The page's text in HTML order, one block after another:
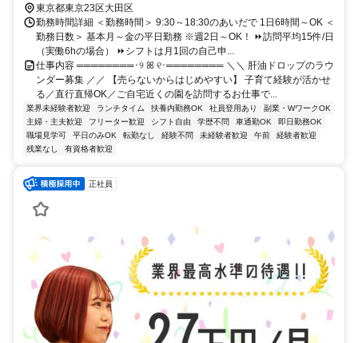
東京都東京23区大田区
勤務時間詳細 ＜勤務時間＞ 9:30～18:30のあいだで 1日6時間～OK ＜
勤務日数＞ 基本月～金の平日勤務 ※週2日～OK！ ⏩訪問平均15件/日
（実働6hの場合） ⏩シフトは月1回の自己申...
仕事内容 ════════･୨ ꕤ ୧･════════ ＼＼ 肝油ドロップのラウ
ンダー募集 ／／ 【売らないからはじめやすい】 子育て経験が活かせ
る／直行直帰OK／ご自宅近くの園を訪問するお仕事で...
業界未経験者歓迎 ランチタイム 扶養内勤務OK 社員登用あり
副業・WワークOK
主婦・主夫歓迎
フリーター歓迎 シフト自由 学歴不問 車通勤OK
即日勤務OK
職場見学可
平日のみOK 転勤なし 経験不問 未経験者歓迎 午前
経験者歓迎
残業なし
有資格者歓迎
正社員